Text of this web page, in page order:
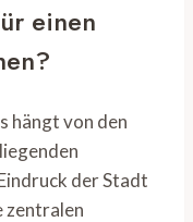
einen
hängt von den
der Stadt
zentralen